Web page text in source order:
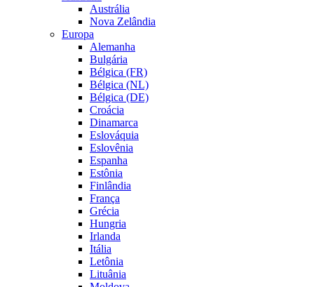
Austrália
Nova Zelândia
Europa
Alemanha
Bulgária
Bélgica (FR)
Bélgica (NL)
Bélgica (DE)
Croácia
Dinamarca
Eslováquia
Eslovênia
Espanha
Estônia
Finlândia
França
Grécia
Hungria
Irlanda
Itália
Letônia
Lituânia